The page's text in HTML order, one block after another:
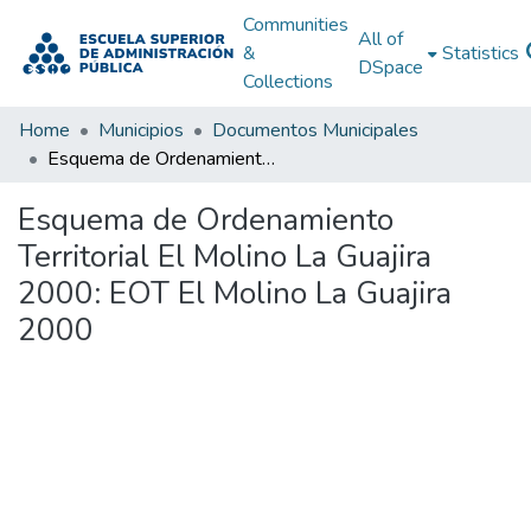
Communities
&
Collections
All of
DSpace
Statistics
Home Municipios
Documentos Municipales
Esquema de Ordenamiento Territorial El Molino La Guajira 2000: EOT El Molino La Guajira 2000
Esquema de Ordenamiento
Territorial El Molino La Guajira
2000: EOT El Molino La Guajira
2000